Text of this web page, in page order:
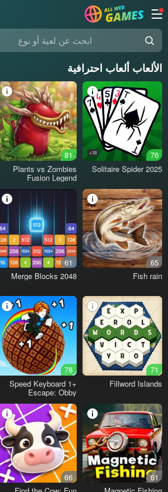
ابحث عن لعبة أو نوع
الألعاب ألعاب احترافية
76
18+
Solitaire Spider 2025
81
Plants vs Zombies
Fusion Legend
65
Fish rain
61
2048 Merge Blocks
71
Fillword Islands
78
+1 Speed Keyboard
Escape: Obby
61
66